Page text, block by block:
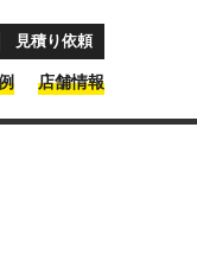
店舗情報
見積り依頼